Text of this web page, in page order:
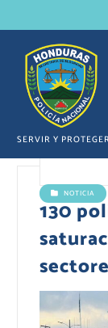
a
SERVIR Y
NOTICIA
130